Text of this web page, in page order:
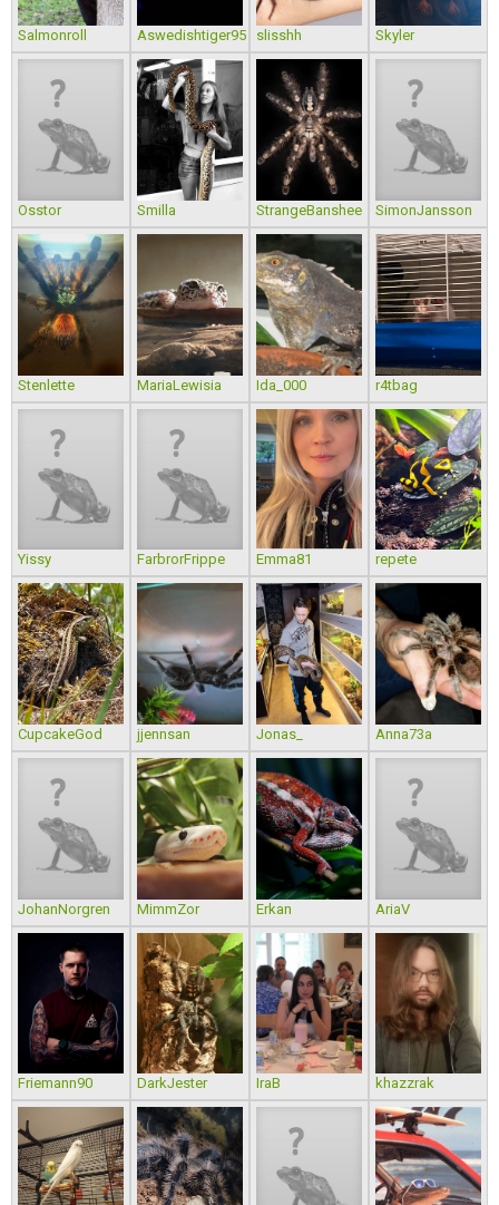
Salmonroll Aswedishtiger95 slisshh Skyler
Osstor Smilla StrangeBanshee SimonJansson
Stenlette MariaLewisia Ida_000 r4tbag
Yissy FarbrorFrippe Emma81 repete
CupcakeGod jjennsan Jonas_ Anna73a
JohanNorgren MimmZor Erkan AriaV
Friemann90 DarkJester IraB khazzrak